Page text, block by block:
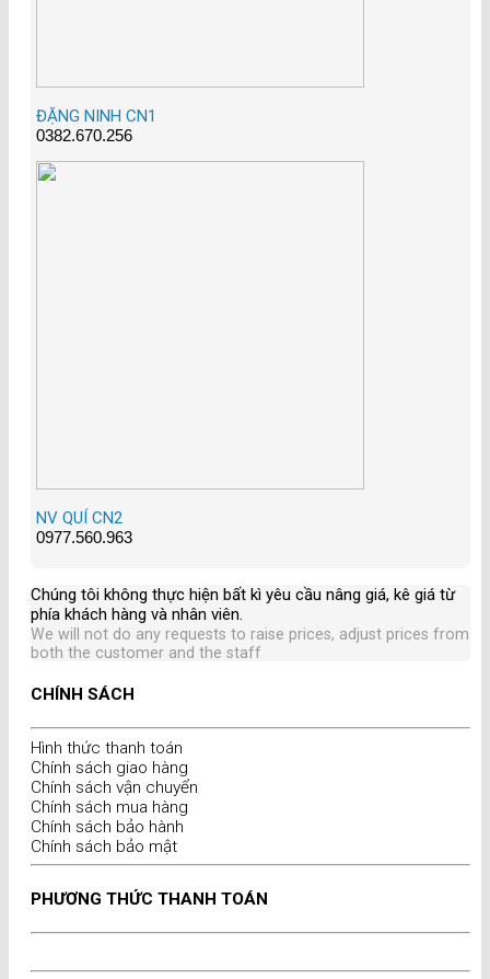
ĐẶNG NINH CN1
0382.670.256
NV QUÍ CN2
0977.560.963
Chúng tôi không thực hiện bất kì yêu cầu nâng giá, kê giá từ
phía khách hàng và nhân viên.
We will not do any requests to raise prices, adjust prices from
both the customer and the staff
CHÍNH SÁCH
Hình thức thanh toán
Chính sách giao hàng
Chính sách vận chuyển
Chính sách mua hàng
Chính sách bảo hành
Chính sách bảo mật
PHƯƠNG THỨC THANH TOÁN